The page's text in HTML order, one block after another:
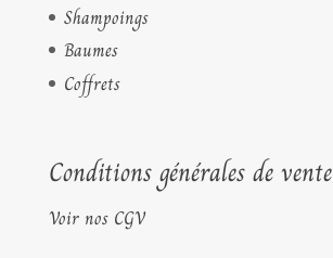
Shampoings
Baumes
Coffrets
Conditions générales de vente
Voir nos CGV